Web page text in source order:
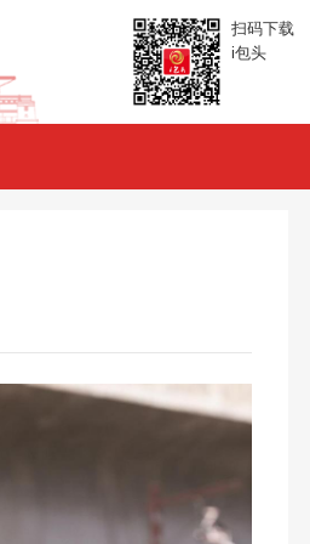
扫码下载
i包头